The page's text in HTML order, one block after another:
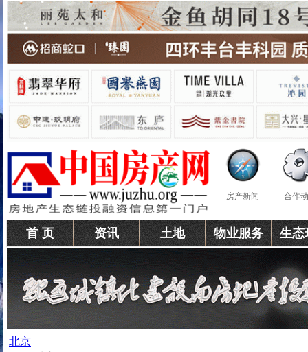
房产新闻 合作
首 页 资讯 土地 物业服务 生态